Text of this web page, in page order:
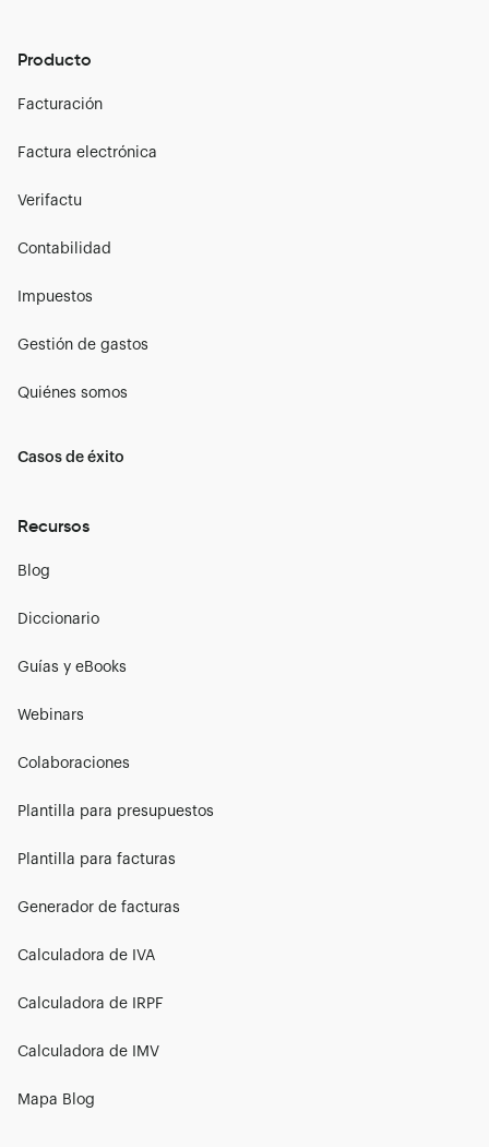
Producto
Facturación
Factura electrónica
Verifactu
Contabilidad
Impuestos
Gestión de gastos
Quiénes somos
Casos de éxito
Recursos
Blog
Diccionario
Guías y eBooks
Webinars
Colaboraciones
Plantilla para presupuestos
Plantilla para facturas
Generador de facturas
Calculadora de IVA
Calculadora de IRPF
Calculadora de IMV
Mapa Blog